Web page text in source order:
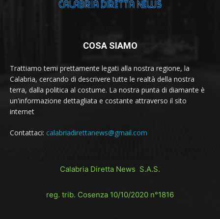
COSA SIAMO
Trattiamo temi prettamente legati alla nostra regione, la
Calabria, cercando di descrivere tutte le realtà della nostra
terra, dalla politica al costume. La nostra punta di diamante è
un'informazione dettagliata e costante attraverso il sito
internet
Contattaci: calabriadirettanews@gmail.com
Calabria Diretta News S.A.S.
reg. trib. Cosenza 10/10/2020 n°1816